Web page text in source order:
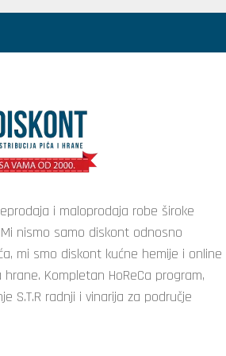
i maloprodaja robe široke
nismo samo diskont odnosno
mi smo diskont kućne hemije i online
hrane. Kompletan HoReCa program,
S.T.R radnji i vinarija za područje